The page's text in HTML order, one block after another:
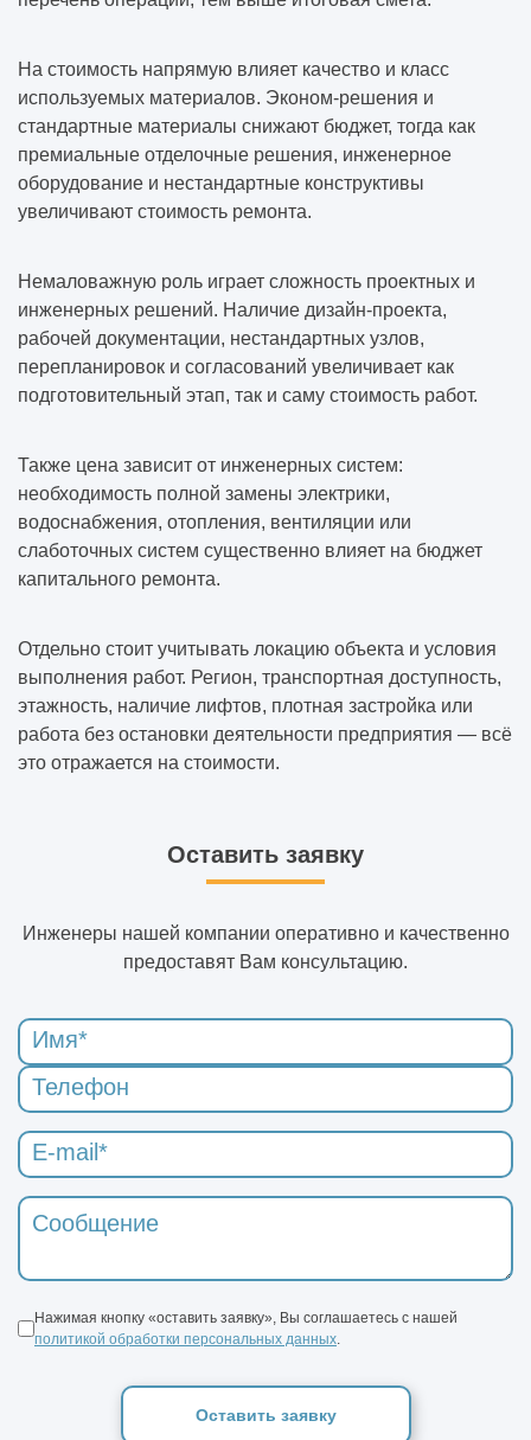
На стоимость напрямую влияет качество и класс
используемых материалов. Эконом-решения и
стандартные материалы снижают бюджет, тогда как
премиальные отделочные решения, инженерное
оборудование и нестандартные конструктивы
увеличивают стоимость ремонта.
Немаловажную роль играет сложность проектных и
инженерных решений. Наличие дизайн-проекта,
рабочей документации, нестандартных узлов,
перепланировок и согласований увеличивает как
подготовительный этап, так и саму стоимость работ.
Также цена зависит от инженерных систем:
необходимость полной замены электрики,
водоснабжения, отопления, вентиляции или
слаботочных систем существенно влияет на бюджет
капитального ремонта.
Отдельно стоит учитывать локацию объекта и условия
выполнения работ. Регион, транспортная доступность,
этажность, наличие лифтов, плотная застройка или
работа без остановки деятельности предприятия — всё
это отражается на стоимости.
Оставить заявку
Инженеры нашей компании оперативно и качественно
предоставят Вам консультацию.
Нажимая кнопку «оставить заявку», Вы соглашаетесь с нашей
политикой обработки персональных данных.
Оставить заявку